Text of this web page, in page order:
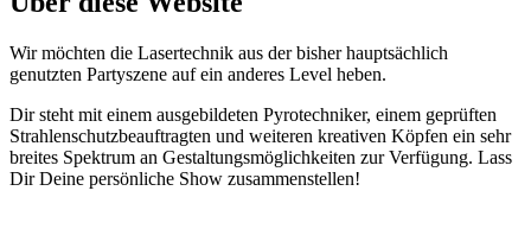
Wir möchten die Lasertechnik aus der bisher hauptsächlich
genutzten Partyszene auf ein anderes Level heben.
Dir steht mit einem ausgebildeten Pyrotechniker, einem geprüften
Strahlenschutzbeauftragten und weiteren kreativen Köpfen ein sehr
breites Spektrum an Gestaltungsmöglichkeiten zur Verfügung. Lass
Dir Deine persönliche Show zusammenstellen!